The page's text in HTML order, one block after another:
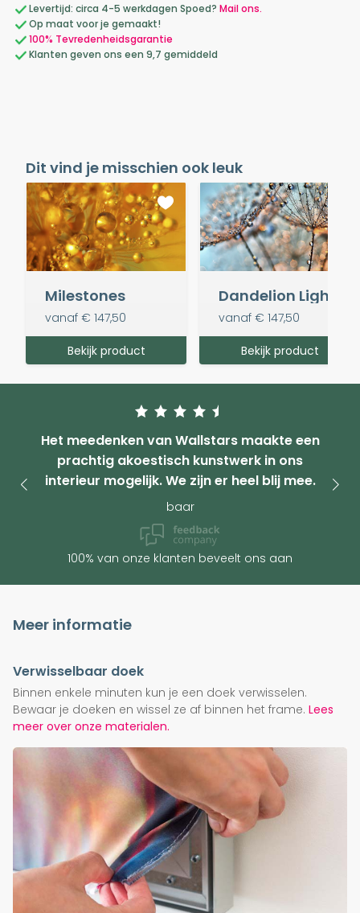
Levertijd: circa 4-5 werkdagen Spoed? Mail ons.
Op maat voor je gemaakt!
100% Tevredenheidsgarantie
Klanten geven ons een 9,7 gemiddeld
Dit vind je misschien ook leuk
Milestones
vanaf € 147,50
Bekijk product
vanaf € 147,50
Bekijk product
Het meedenken van Wallstars maakte een
prachtig akoestisch kunstwerk in ons
interieur mogelijk. We zijn er heel blij mee.
baar
100% van onze klanten beveelt ons aan
Meer informatie
Verwisselbaar doek
Binnen enkele minuten kun je een doek verwisselen.
Bewaar je doeken en wissel ze af binnen het frame. Lees
meer over onze materialen.